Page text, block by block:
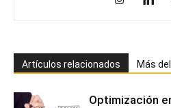
Artículos relacionados Más
Optimización